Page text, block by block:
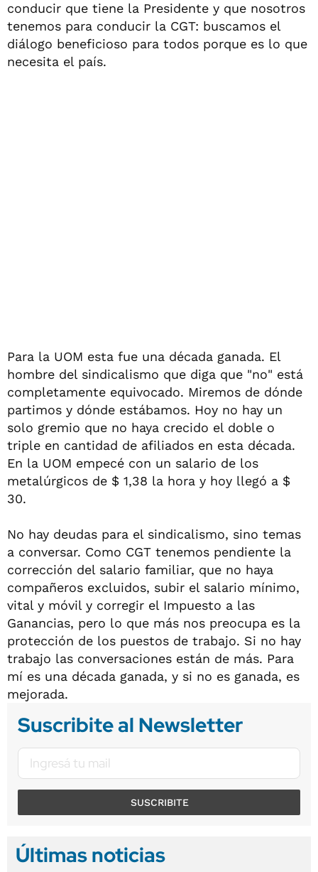
conducir que tiene la Presidente y que nosotros
tenemos para conducir la CGT: buscamos el
diálogo beneficioso para todos porque es lo que
necesita el país.
Para la UOM esta fue una década ganada. El
hombre del sindicalismo que diga que "no" está
completamente equivocado. Miremos de dónde
partimos y dónde estábamos. Hoy no hay un
solo gremio que no haya crecido el doble o
triple en cantidad de afiliados en esta década.
En la UOM empecé con un salario de los
metalúrgicos de $ 1,38 la hora y hoy llegó a $
30.
No hay deudas para el sindicalismo, sino temas
a conversar. Como CGT tenemos pendiente la
corrección del salario familiar, que no haya
compañeros excluidos, subir el salario mínimo,
vital y móvil y corregir el Impuesto a las
Ganancias, pero lo que más nos preocupa es la
protección de los puestos de trabajo. Si no hay
trabajo las conversaciones están de más. Para
mí es una década ganada, y si no es ganada, es
mejorada.
Suscribite al Newsletter
SUSCRIBITE
Últimas noticias